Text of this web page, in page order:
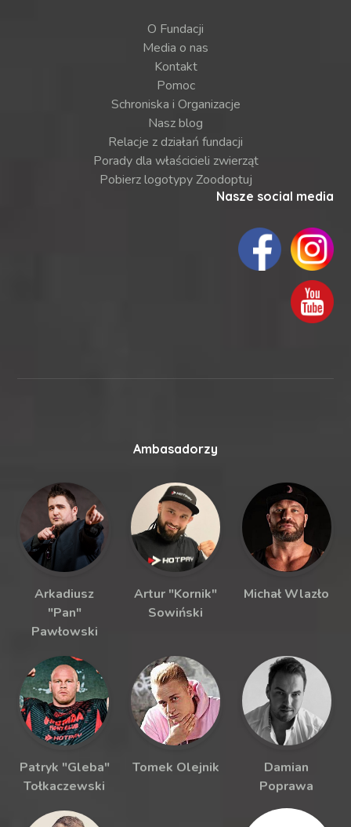
O Fundacji
Media o nas
Kontakt
Pomoc
Schroniska i Organizacje
Nasz blog
Relacje z działań fundacji
Porady dla właścicieli zwierząt
Pobierz logotypy Zoodoptuj
Nasze social media
Ambasadorzy
Arkadiusz
"Pan"
Pawłowski
Artur "Kornik"
Sowiński
Michał Wlazło
Patryk "Gleba"
Tołkaczewski
Tomek Olejnik
Damian
Poprawa